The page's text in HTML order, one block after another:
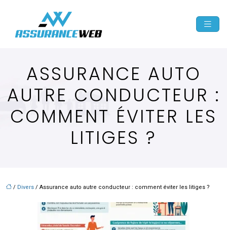
ASSURANCE AUTO
AUTRE CONDUCTEUR :
COMMENT ÉVITER LES
LITIGES ?
/ Divers / Assurance auto autre conducteur : comment éviter les litiges ?